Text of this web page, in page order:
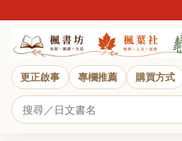
更正啟事 專欄推薦 購買方式